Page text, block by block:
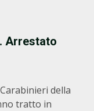
Arrestato
della
tratto in